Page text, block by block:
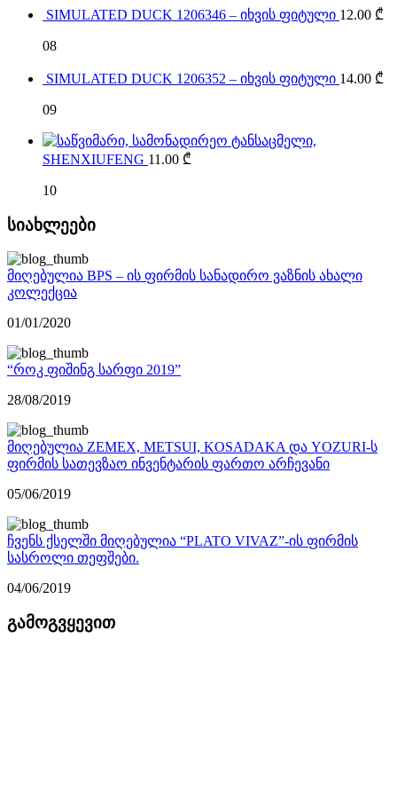
SIMULATED DUCK 1206346 – იხვის ფიტული 12.00 ₾
08
SIMULATED DUCK 1206352 – იხვის ფიტული 14.00 ₾
09
SHENXIUFENG 11.00 ₾
10
სიახლეები
მიღებულია BPS – ის ფირმის სანადირო ვაზნის ახალი
კოლექცია
01/01/2020
“როკ ფიშინგ სარფი 2019”
28/08/2019
მიღებულია ZEMEX, METSUI, KOSADAKA და YOZURI-ს
ფირმის სათევზაო ინვენტარის ფართო არჩევანი
05/06/2019
ჩვენს ქსელში მიღებულია “PLATO VIVAZ”-ის ფირმის
სასროლი თეფშები.
04/06/2019
გამოგვყევით